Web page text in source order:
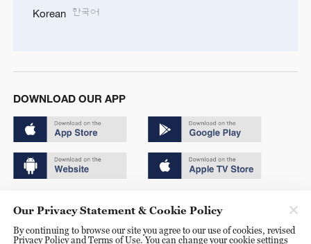
Korean 한국어
DOWNLOAD OUR APP
京ICP备20000184号
Our Privacy Statement & Cookie Policy
By continuing to browse our site you agree to our use of cookies, revised
Privacy Policy and Terms of Use. You can change your cookie settings